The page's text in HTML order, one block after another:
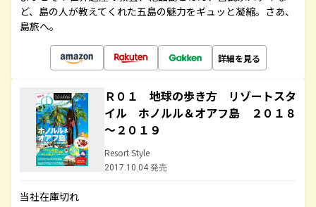
ど、島の人が教えてくれた五島の魅力をギュッと凝縮。さあ、
島旅へ。
詳細を見る
Ｒ０１ 地球の歩き方 リゾートスタ
イル ホノルル＆オアフ島 ２０１８
～２０１９
Resort Style
2017.10.04 発売
当社在庫切れ